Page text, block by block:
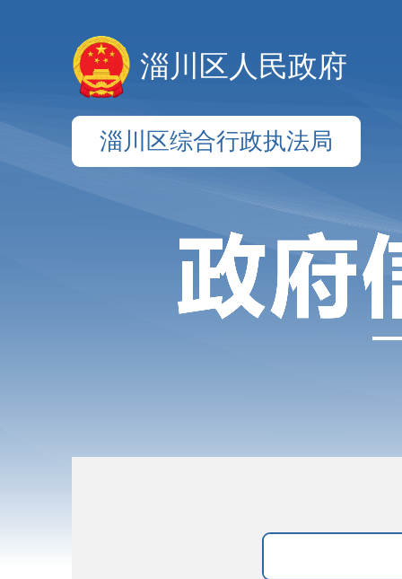
淄川区人民政府
淄川区综合行政执法局